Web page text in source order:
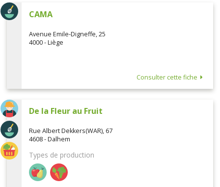
CAMA
Avenue Emile-Digneffe, 25
4000 - Liège
Consulter cette fiche
De la Fleur au Fruit
Rue Albert Dekkers(WAR), 67
4608 - Dalhem
Types de production